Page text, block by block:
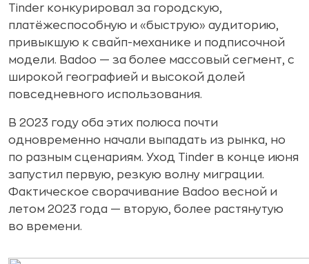
Tinder конкурировал за городскую,
платёжеспособную и «быструю» аудиторию,
привыкшую к свайп-механике и подписочной
модели. Badoo — за более массовый сегмент, с
широкой географией и высокой долей
повседневного использования.
В 2023 году оба этих полюса почти
одновременно начали выпадать из рынка, но
по разным сценариям. Уход Tinder в конце июня
запустил первую, резкую волну миграции.
Фактическое сворачивание Badoo весной и
летом 2023 года — вторую, более растянутую
во времени.